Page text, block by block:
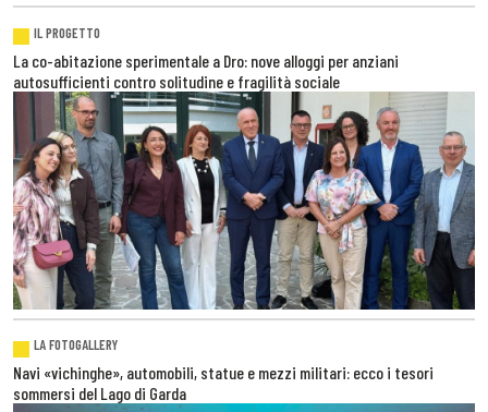
IL PROGETTO
La co-abitazione sperimentale a Dro: nove alloggi per anziani
autosufficienti contro solitudine e fragilità sociale
LA FOTOGALLERY
Navi «vichinghe», automobili, statue e mezzi militari: ecco i tesori
sommersi del Lago di Garda